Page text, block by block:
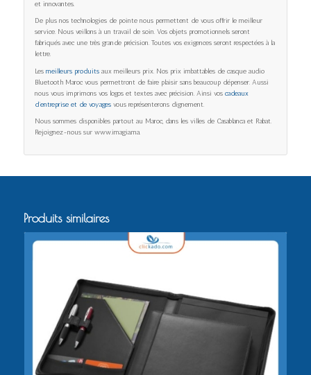
et innovantes.
De plus nos technologies de pointe nous permettent de vous offrir le meilleur
service. Nous veillons à un travail de soin. Vos objets promotionnels seront
fabriqués avec une très grande précision. Toutes vos exigences seront respectées à la
lettre.
Lesmeilleurs produitsaux meilleurs prix. Nos prix imbattables de casque audio
Bluetooth Maroc vous permettront de faire plaisir sans beaucoup dépenser. Aussi
nous vous imprimons vos logos et textes avec précision. Ainsi vos cadeaux
d’entreprise et de voyagesvous représenterons dignement.
Nous sommes disponibles partout au Maroc, dans les villes de Casablanca et Rabat.
Rejoignez-nous sur www.imagia.ma.
Produits similaires